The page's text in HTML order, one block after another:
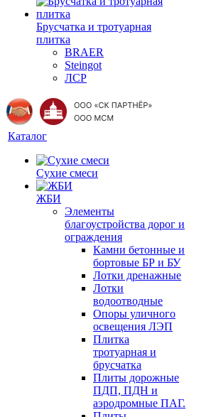
Брусчатка и тротуарная
плитка
BRAER
Steingot
ЛСР
Каталог
Сухие смеси
ЖБИ
Элементы
благоустройства дорог и
ограждения
Камни бетонные и
бортовые БР и БУ
Лотки дренажные
Лотки
водоотводные
Опоры уличного
освещения ЛЭП
Плитка
тротуарная и
брусчатка
Плиты дорожные
ПДП, ПДН и
аэродромные ПАГ.